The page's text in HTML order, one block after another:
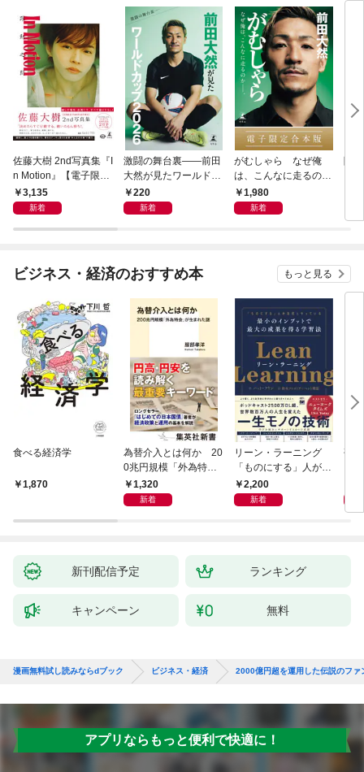
佐藤大樹 2nd写真集『I
n Motion』【電子限定
動画特典付き】
3,135
新着
激闘の舞台裏――前田
大然が見たワールドカ
ップ2026
220
新着
がむしゃら なぜ俺
は、こんなに走るのか
——。【電子限定合本
版】
1,980
新着
ビジネス・経済のおすすめ本 もっと見る
食べる経済学
1,870
為替介入とは何か 20
0兆円規模「外為特
会」が生まれた謎
1,320
新着
リーン・ラーニング
「ものにする」人が自
然とやっている 最小の
インプットで最大の成
2,200
新着
研
新刊配信予定 ランキング
キャンペーン 無料
漫画無料試し読みならdブック ビジネス・経済 2000億円超を運用した伝説のフ
アプリならもっと便利で快適に！